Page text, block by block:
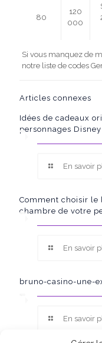
80
120
000
Si vous manquez de
notre liste de codes
Articles connexes
Idées de cadeaux
personnages Disney
En savoir
Comment choisir le
chambre de votre
En savoir
bruno-casino-une-
En savoir